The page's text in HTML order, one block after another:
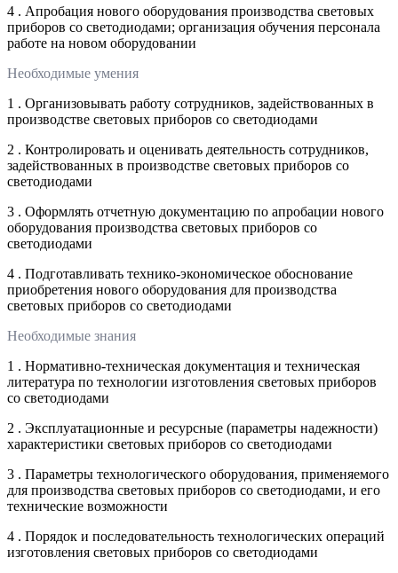
4 . Апробация нового оборудования производства световых
приборов со светодиодами; организация обучения персонала
работе на новом оборудовании
Необходимые умения
1 . Организовывать работу сотрудников, задействованных в
производстве световых приборов со светодиодами
2 . Контролировать и оценивать деятельность сотрудников,
задействованных в производстве световых приборов со
светодиодами
3 . Оформлять отчетную документацию по апробации нового
оборудования производства световых приборов со
светодиодами
4 . Подготавливать технико-экономическое обоснование
приобретения нового оборудования для производства
световых приборов со светодиодами
Необходимые знания
1 . Нормативно-техническая документация и техническая
литература по технологии изготовления световых приборов
со светодиодами
2 . Эксплуатационные и ресурсные (параметры надежности)
характеристики световых приборов со светодиодами
3 . Параметры технологического оборудования, применяемого
для производства световых приборов со светодиодами, и его
технические возможности
4 . Порядок и последовательность технологических операций
изготовления световых приборов со светодиодами